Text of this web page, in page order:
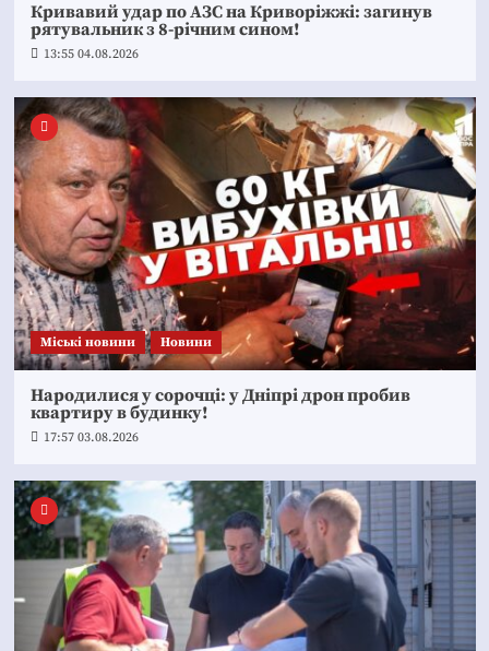
Кривавий удар по АЗС на Криворіжжі: загинув
рятувальник з 8-річним сином!
13:55 04.08.2026
Mіські новини Новини
Народилися у сорочці: у Дніпрі дрон пробив
квартиру в будинку!
17:57 03.08.2026